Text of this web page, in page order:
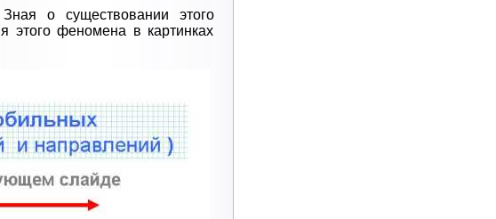
о существовании этого
этого феномена в картинках